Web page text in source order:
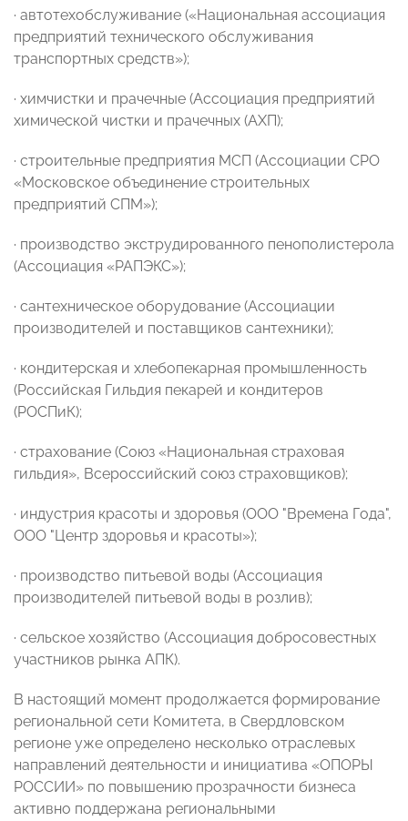
· автотехобслуживание («Национальная ассоциация
предприятий технического обслуживания
транспортных средств»);
· химчистки и прачечные (Ассоциация предприятий
химической чистки и прачечных (АХП);
· строительные предприятия МСП (Ассоциации СРО
«Московское объединение строительных
предприятий СПМ»);
· производство экструдированного пенополистерола
(Ассоциация «РАПЭКС»);
· сантехническое оборудование (Ассоциации
производителей и поставщиков сантехники);
· кондитерская и хлебопекарная промышленность
(Российская Гильдия пекарей и кондитеров
(РОСПиК);
· страхование (Союз «Национальная страховая
гильдия», Всероссийский союз страховщиков);
· индустрия красоты и здоровья (ООО "Времена Года",
ООО "Центр здоровья и красоты»);
· производство питьевой воды (Ассоциация
производителей питьевой воды в розлив);
· сельское хозяйство (Ассоциация добросовестных
участников рынка АПК).
В настоящий момент продолжается формирование
региональной сети Комитета, в Свердловском
регионе уже определено несколько отраслевых
направлений деятельности и инициатива «ОПОРЫ
РОССИИ» по повышению прозрачности бизнеса
активно поддержана региональными